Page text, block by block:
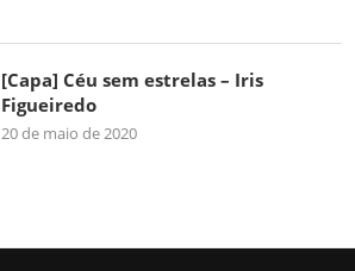
[Capa] Céu sem estrelas – Iris
Figueiredo
20 de maio de 2020